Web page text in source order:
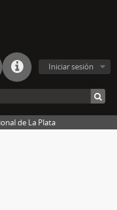
Iniciar sesión
de La Plata